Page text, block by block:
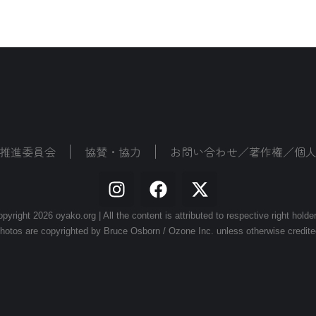
進委員会 協賛・協力 お問い合わせ／著作権／個
2026 oyako.org | All the content is attributed to respective right
are copyrighted by Bruce Osborn / Ozone Inc. unless otherwise